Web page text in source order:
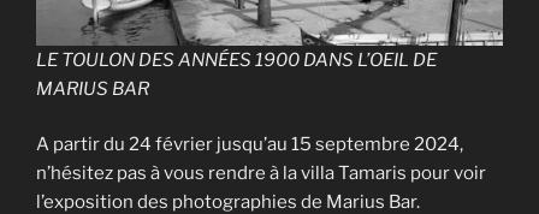
LE TOULON DES ANNÉES 1900 DANS L’OEIL DE
MARIUS BAR
A partir du 24 février jusqu’au 15 septembre 2024,
n’hésitez pas à vous rendre à la villa Tamaris pour voir
l’exposition des photographies de Marius Bar.